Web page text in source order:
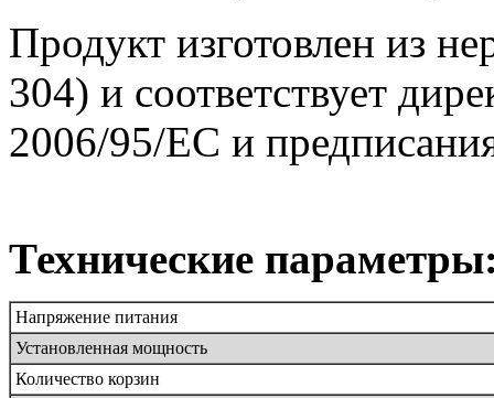
Продукт изготовлен из
304) и соответствует
2006/95/EC и
Технические
Напряжение питания
Установленная мощность
Количество корзин